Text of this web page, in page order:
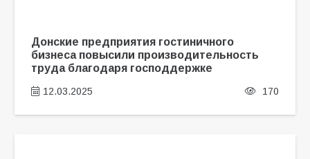
Донские предприятия гостиничного
бизнеса повысили производительность
труда благодаря господдержке
12.03.2025 170